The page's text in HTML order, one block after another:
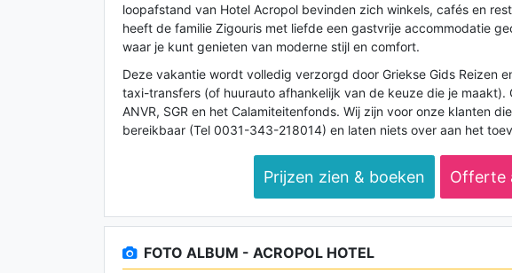
loopafstand van Hotel Acropol bevinden zich winkels, cafés en
heeft de familie Zigouris met liefde een gastvrije accommodatie
waar je kunt genieten van moderne stijl en comfort.
Deze vakantie wordt volledig verzorgd door Griekse Gids Reizen
taxi-transfers (of huurauto afhankelijk van de keuze die je maakt).
ANVR, SGR en het Calamiteitenfonds. Wij zijn voor onze klanten
bereikbaar (Tel 0031-343-218014) en laten niets over aan het
Prijzen zien & boeken Offerte
FOTO ALBUM - ACROPOL HOTEL